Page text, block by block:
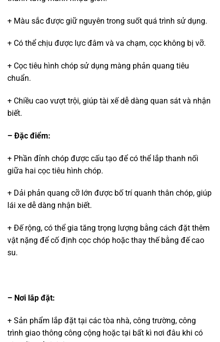
+ Màu sắc được giữ nguyên trong suốt quá trình sử dụng.
+ Có thể chịu được lực đâm và va chạm, cọc không bị vỡ.
+ Cọc tiêu hình chóp sử dụng màng phản quang tiêu
chuẩn.
+ Chiều cao vượt trội, giúp tài xế dễ dàng quan sát và nhận
biết.
– Đặc điểm:
+ Phần đỉnh chóp được cấu tạo để có thể lắp thanh nối
giữa hai cọc tiêu hình chóp.
+ Dải phản quang cỡ lớn được bố trí quanh thân chóp, giúp
lái xe dễ dàng nhận biết.
+ Đế rộng, có thể gia tăng trọng lượng bằng cách đặt thêm
vật nặng để cố định cọc chóp hoặc thay thế bằng đế cao
su.
– Nơi lắp đặt:
+ Sản phẩm lắp đặt tại các tòa nhà, công trường, công
trình giao thông công cộng hoặc tại bất kì nơi đâu khi có